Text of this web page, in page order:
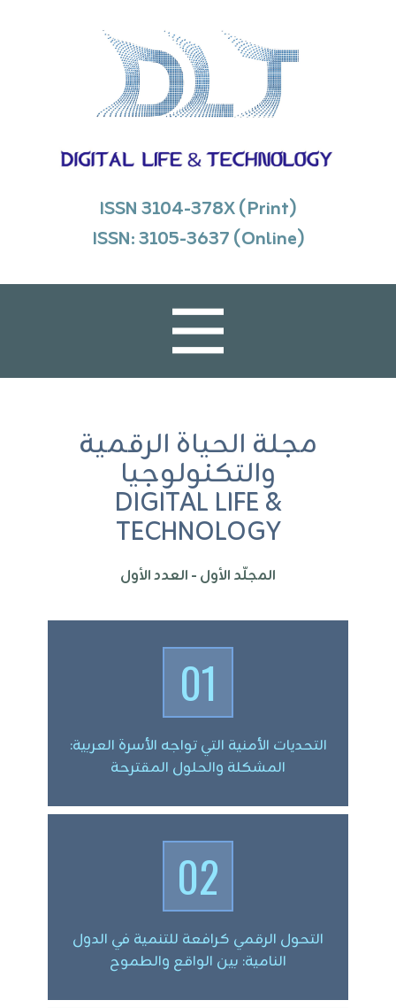
ISSN 3104-378X (Print)
ISSN: 3105-3637 (Online)
مجلة الحياة الرقمية
والتكنولوجيا
DIGITAL LIFE &
TECHNOLOGY
المجلّد الأول - العدد الأول
01
التحديات الأمنية التي تواجه الأسرة العربية:
المشكلة والحلول المقترحة
02
التحول الرقمي كرافعة للتنمية في الدول
النامية: بين الواقع والطموح